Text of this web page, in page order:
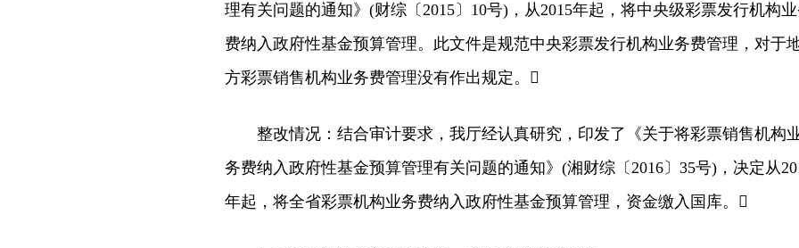
理有关问题的通知》(财综〔2015〕10号)，从2015年起，将中央级彩票发行机构
费纳入政府性基金预算管理。此文件是规范中央彩票发行机构业务费管理，对于
方彩票销售机构业务费管理没有作出规定。
整改情况：结合审计要求，我厅经认真研究，印发了《关于将彩票销售机构
务费纳入政府性基金预算管理有关问题的通知》(湘财综〔2016〕35号)，决定从
年起，将全省彩票机构业务费纳入政府性基金预算管理，资金缴入国库。